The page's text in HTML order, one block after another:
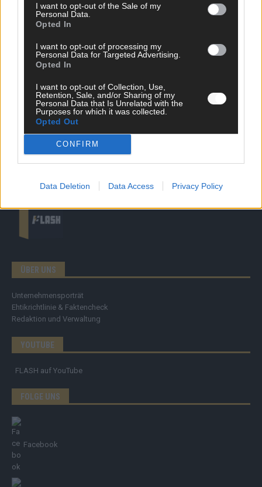
I want to opt-out of the Sale of my
Personal Data.
Opted In
I want to opt-out of processing my
Personal Data for Targeted Advertising.
Opted In
I want to opt-out of Collection, Use,
Retention, Sale, and/or Sharing of my
Personal Data that Is Unrelated with the
Purposes for which it was collected.
Opted Out
CONFIRM
Data Deletion Data Access Privacy Policy
DIREKT ZUM THEMA
Politik & Co
Tipps & Tricks
Brainpower
Specials
Meinung
Streams & Storys
ÜBER UNS
Unternehmensporträt
Ehtikrichtlinie & Faktencheck
Redaktion und Verwaltung
YOUTUBE
FLASH auf YouTube
FOLGE UNS
Facebook